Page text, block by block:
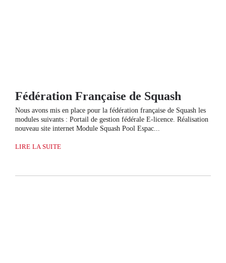
Fédération Française de Squash
Nous avons mis en place pour la fédération française de Squash les
modules suivants : Portail de gestion fédérale E-licence. Réalisation
nouveau site internet Module Squash Pool Espac...
LIRE LA SUITE